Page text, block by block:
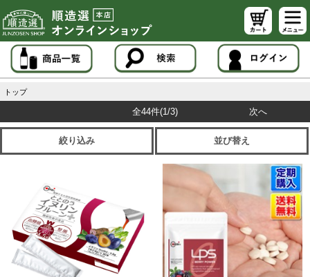
トップ
全44件(1/3) 次へ
絞り込み 並び替え